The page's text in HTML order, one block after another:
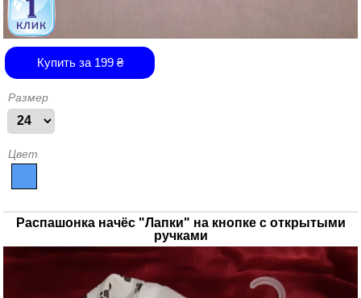
Купить за 199₴
Размер
Цвет
Распашонка начёс "Лапки" на кнопке с открытыми
ручками